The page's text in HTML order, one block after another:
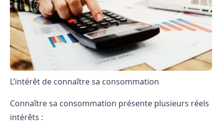
L’intérêt de connaître sa consommation
Connaître sa consommation présente plusieurs réels
intérêts :